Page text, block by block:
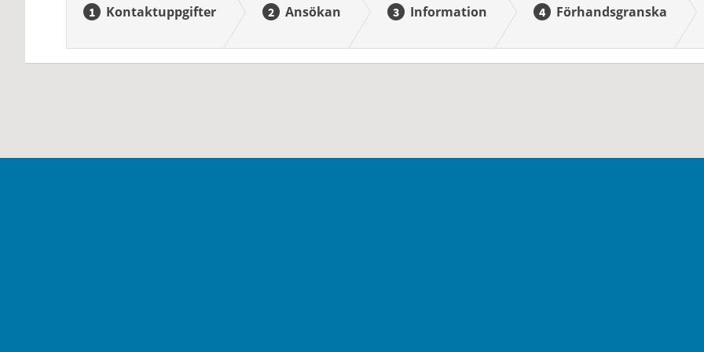
Kontaktuppgifter Ansökan Information Förhandsgranska